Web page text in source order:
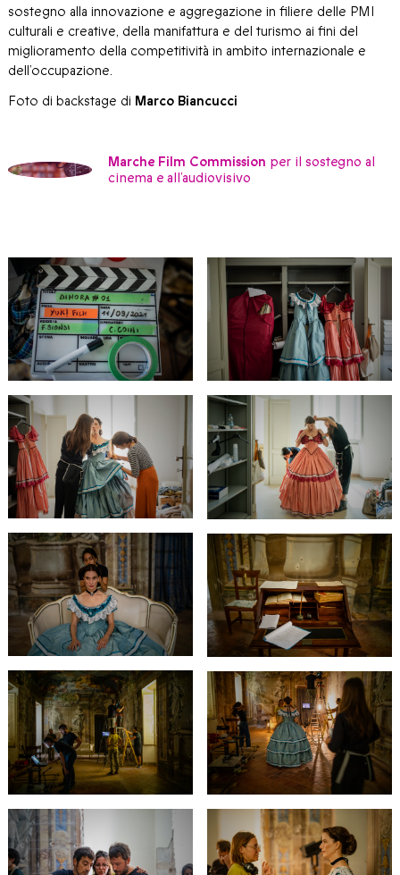
sostegno alla innovazione e aggregazione in filiere delle PMI
culturali e creative, della manifattura e del turismo ai fini del
miglioramento della competitività in ambito internazionale e
dell’occupazione.
Foto di backstage di Marco Biancucci
Marche Film Commission per il sostegno al
cinema e all’audiovisivo